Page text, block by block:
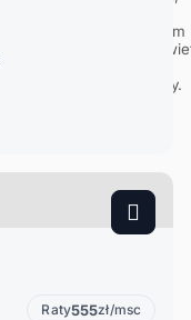
Raty555zł/msc